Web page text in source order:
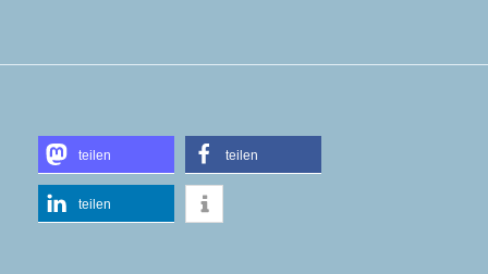
teilen teilen
teilen